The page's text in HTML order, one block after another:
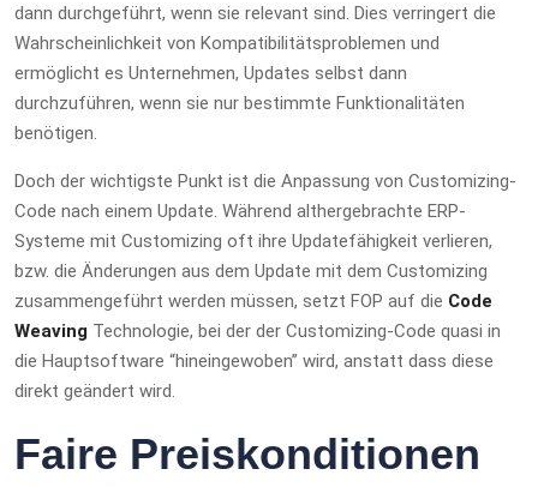
dann durchgeführt, wenn sie relevant sind. Dies verringert die
Wahrscheinlichkeit von Kompatibilitätsproblemen und
ermöglicht es Unternehmen, Updates selbst dann
durchzuführen, wenn sie nur bestimmte Funktionalitäten
benötigen.
Doch der wichtigste Punkt ist die Anpassung von Customizing-
Code nach einem Update. Während althergebrachte ERP-
Systeme mit Customizing oft ihre Updatefähigkeit verlieren,
bzw. die Änderungen aus dem Update mit dem Customizing
zusammengeführt werden müssen, setzt FOP auf die Code
Weaving Technologie, bei der der Customizing-Code quasi in
die Hauptsoftware “hineingewoben” wird, anstatt dass diese
direkt geändert wird.
Faire Preiskonditionen